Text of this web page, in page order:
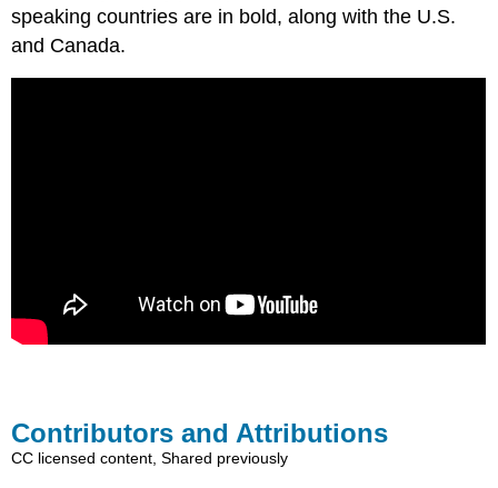
speaking countries are in bold, along with the U.S.
and Canada.
Contributors and Attributions
CC licensed content, Shared previously